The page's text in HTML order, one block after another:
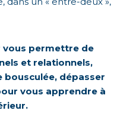
vous permettre de
et relationnels,
bousculée, dépasser
vous apprendre à